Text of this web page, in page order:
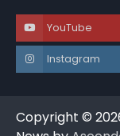
YouTube
Instagram
Copyright ©